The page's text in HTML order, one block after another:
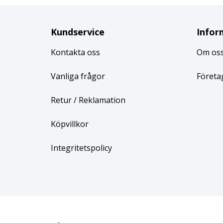
Kundservice
Kontakta oss
Vanliga frågor
Retur/ Reklamation
Köpvillkor
Integritetspolicy
Om